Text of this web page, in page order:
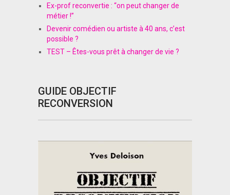
Ex-prof reconvertie : “on peut changer de
métier !”
Devenir comédien ou artiste à 40 ans, c’est
possible ?
TEST – Êtes-vous prêt à changer de vie ?
GUIDE OBJECTIF
RECONVERSION